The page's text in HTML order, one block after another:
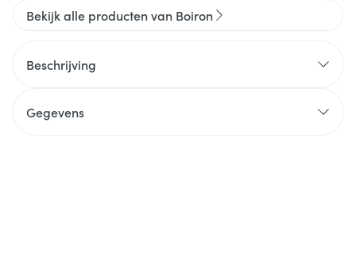
Bekijk alle producten van Boiron
Beschrijving
Gegevens